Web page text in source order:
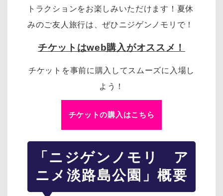
トラクションをお楽しみいただけます！夏休
みのご友人旅行は、ぜひニジゲンノモリで！
チケットはweb購入がオススメ！
チケットを事前に購入してスムーズに入場し
よう！
チケットの購入はこちら
「ニジゲンノモリ ア
ニメ淡路島公園」概要